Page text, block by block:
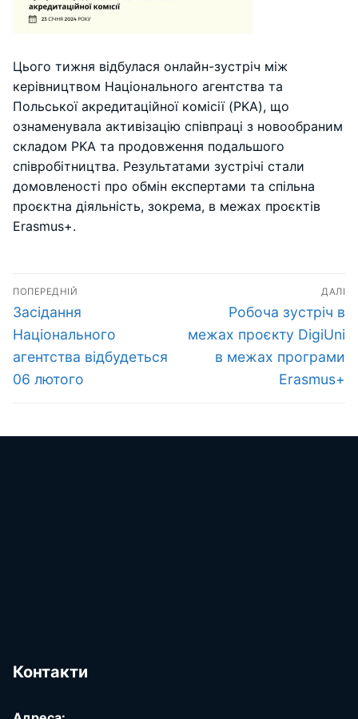
Цього тижня відбулася онлайн-зустріч між
керівництвом Національного агентства та
Польської акредитаційної комісії (PKA), що
ознаменувала активізацію співпраці з новообраним
складом PKA та продовження подальшого
співробітництва. Результатами зустрічі стали
домовленості про обмін експертами та спільна
проєктна діяльність, зокрема, в межах проєктів
Erasmus+.
Навігація
записів
ПОПЕРЕДНІЙ
Попередній
запис:
Засідання
Національного
агентства відбудеться
06 лютого
ДАЛІ
Наступний
запис:
Робоча зустріч в
межах проєкту DigiUni
в межах програми
Erasmus+
Контакти